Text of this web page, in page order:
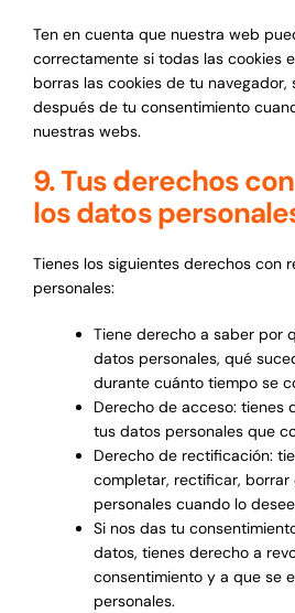
Ten en cuenta que nuestra web
correctamente si todas las cookies
borras las cookies de tu navegador,
después de tu consentimiento
nuestras webs.
9. Tus derechos
los datos
Tienes los siguientes derechos con
personales:
Tiene derecho a saber por
datos personales, qué
durante cuánto tiempo se
Derecho de acceso: tienes
tus datos personales que
Derecho de rectificación:
completar, rectificar,
personales cuando lo
Si nos das tu
datos, tienes derecho a
consentimiento y a que se
personales.